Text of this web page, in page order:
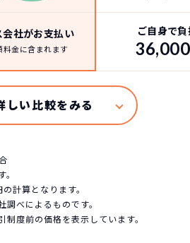
会社がお支払い
金に含まれます
ご自身で
36,000
計算となります。
べによるものです。
度前の価格を表示しています。